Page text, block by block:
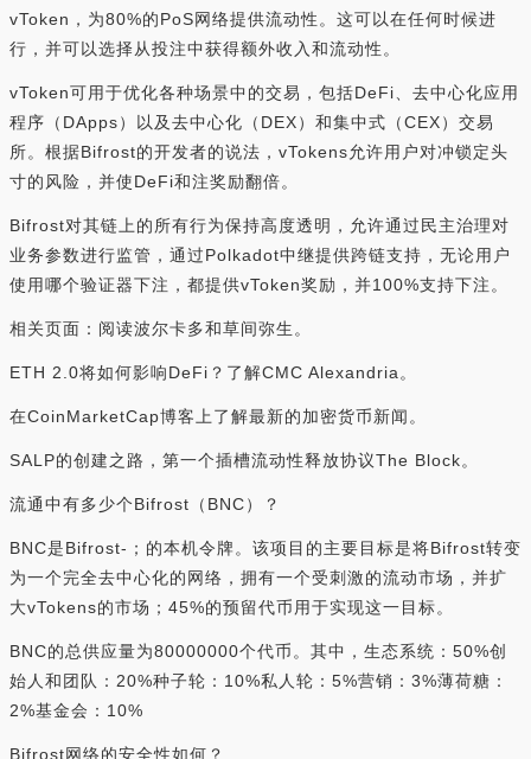
vToken，为80%的PoS网络提供流动性。这可以在任何时候进
行，并可以选择从投注中获得额外收入和流动性。
vToken可用于优化各种场景中的交易，包括DeFi、去中心化应用
程序（DApps）以及去中心化（DEX）和集中式（CEX）交易
所。根据Bifrost的开发者的说法，vTokens允许用户对冲锁定头
寸的风险，并使DeFi和注奖励翻倍。
Bifrost对其链上的所有行为保持高度透明，允许通过民主治理对
业务参数进行监管，通过Polkadot中继提供跨链支持，无论用户
使用哪个验证器下注，都提供vToken奖励，并100%支持下注。
相关页面：阅读波尔卡多和草间弥生。
ETH 2.0将如何影响DeFi？了解CMC Alexandria。
在CoinMarketCap博客上了解最新的加密货币新闻。
SALP的创建之路，第一个插槽流动性释放协议The Block。
流通中有多少个Bifrost（BNC）？
BNC是Bifrost-；的本机令牌。该项目的主要目标是将Bifrost转变
为一个完全去中心化的网络，拥有一个受刺激的流动市场，并扩
大vTokens的市场；45%的预留代币用于实现这一目标。
BNC的总供应量为80000000个代币。其中，生态系统：50%创
始人和团队：20%种子轮：10%私人轮：5%营销：3%薄荷糖：
2%基金会：10%
Bifrost网络的安全性如何？